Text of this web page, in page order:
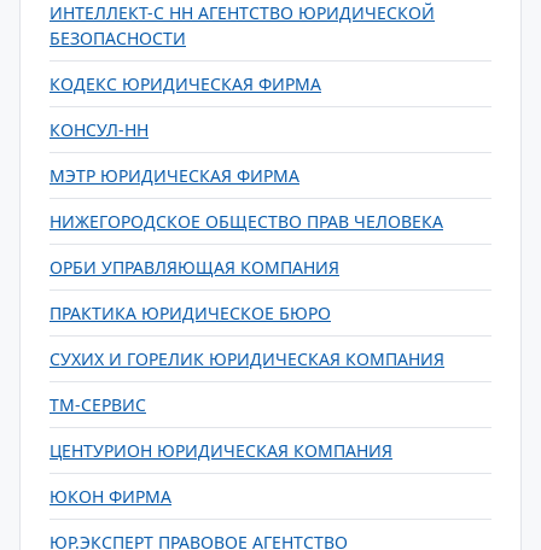
ИНТЕЛЛЕКТ-С НН АГЕНТСТВО ЮРИДИЧЕСКОЙ
БЕЗОПАСНОСТИ
КОДЕКС ЮРИДИЧЕСКАЯ ФИРМА
КОНСУЛ-НН
МЭТР ЮРИДИЧЕСКАЯ ФИРМА
НИЖЕГОРОДСКОЕ ОБЩЕСТВО ПРАВ ЧЕЛОВЕКА
ОРБИ УПРАВЛЯЮЩАЯ КОМПАНИЯ
ПРАКТИКА ЮРИДИЧЕСКОЕ БЮРО
СУХИХ И ГОРЕЛИК ЮРИДИЧЕСКАЯ КОМПАНИЯ
ТМ-СЕРВИС
ЦЕНТУРИОН ЮРИДИЧЕСКАЯ КОМПАНИЯ
ЮКОН ФИРМА
ЮР.ЭКСПЕРТ ПРАВОВОЕ АГЕНТСТВО